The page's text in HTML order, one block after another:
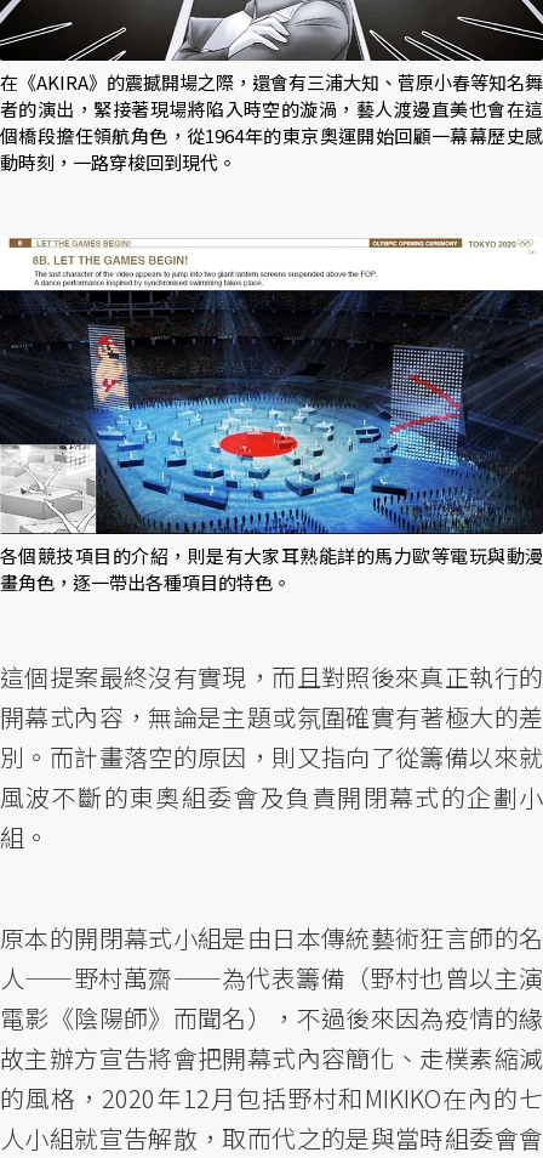
在《AKIRA》的震撼開場之際，還會有三浦大知、菅原小春等知名舞
者的演出，緊接著現場將陷入時空的漩渦，藝人渡邊直美也會在這
個橋段擔任領航角色，從1964年的東京奧運開始回顧一幕幕歷史感
動時刻，一路穿梭回到現代。
各個競技項目的介紹，則是有大家耳熟能詳的馬力歐等電玩與動漫
畫角色，逐一帶出各種項目的特色。
這個提案最終沒有實現，而且對照後來真正執行的
開幕式內容，無論是主題或氛圍確實有著極大的差
別。而計畫落空的原因，則又指向了從籌備以來就
風波不斷的東奧組委會及負責開閉幕式的企劃小
組。
原本的開閉幕式小組是由日本傳統藝術狂言師的名
人——野村萬齋——為代表籌備（野村也曾以主演
電影《陰陽師》而聞名），不過後來因為疫情的緣
故主辦方宣告將會把開幕式內容簡化、走樸素縮減
的風格，2020年12月包括野村和MIKIKO在內的七
人小組就宣告解散，取而代之的是與當時組委會會